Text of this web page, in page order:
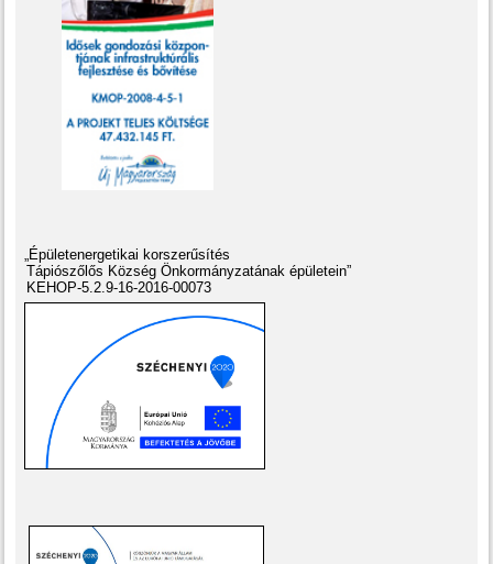
„Épületenergetikai korszerűsítés
Tápiószőlős Község Önkormányzatának épületein”
KEHOP-5.2.9-16-2016-00073